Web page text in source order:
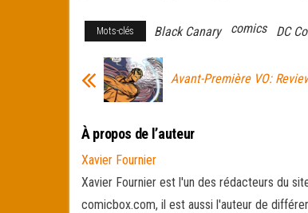
Mots-clés Black Canary comics DC
Avant-Première VO:
À propos de l’auteur
Xavier Fournier
Xavier Fournier est l'un des rédacteurs du
comicbox.com, il est aussi l'auteur de